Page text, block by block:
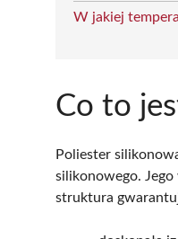
W jakiej
Co to
Poliester
silikonowego. Jego
struktura